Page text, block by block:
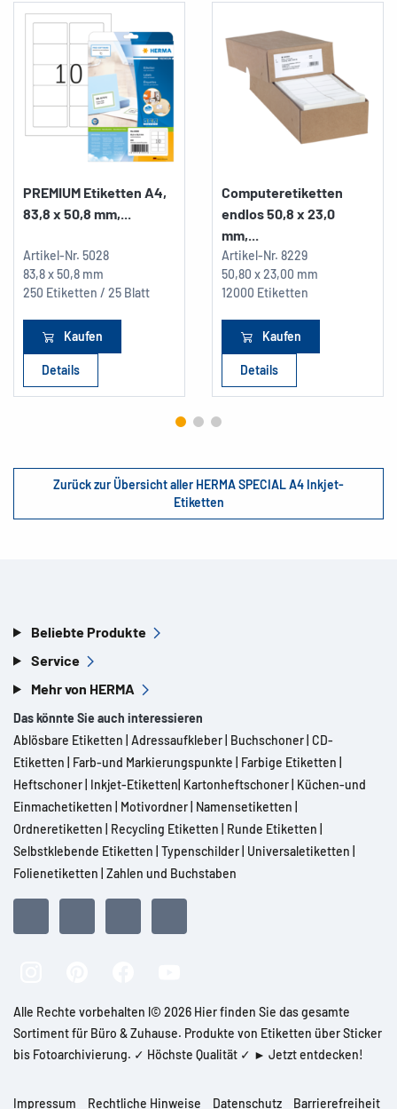
PREMIUM Etiketten A4,
83,8 x 50,8 mm,...
Artikel-Nr. 5028
83,8 x 50,8 mm
250 Etiketten / 25 Blatt
Kaufen
Details
Computeretiketten
endlos 50,8 x 23,0
mm,...
Artikel-Nr. 8229
50,80 x 23,00 mm
12000 Etiketten
Kaufen
Details
Zurück zur Übersicht aller HERMA SPECIAL A4 Inkjet-
Etiketten
Beliebte Produkte
Service
Mehr von HERMA
Das könnte Sie auch interessieren
Ablösbare Etiketten Adressaufkleber Buchschoner CD-
Etiketten
Farb-und Markierungspunkte Farbige Etiketten
Heftschoner Inkjet-Etiketten Kartonheftschoner Küchen-und
Einmachetiketten
Motivordner Namensetiketten
Ordneretiketten
Recycling Etiketten Runde Etiketten
Selbstklebende Etiketten Typenschilder Universaletiketten
Folienetiketten Zahlen und Buchstaben
Alle Rechte vorbehalten l© 2026 Hier finden Sie das gesamte
Sortiment für Büro & Zuhause. Produkte von Etiketten über Sticker
bis Fotoarchivierung. ✓ Höchste Qualität ✓ ► Jetzt entdecken!
Impressum Rechtliche Hinweise Datenschutz Barrierefreiheit